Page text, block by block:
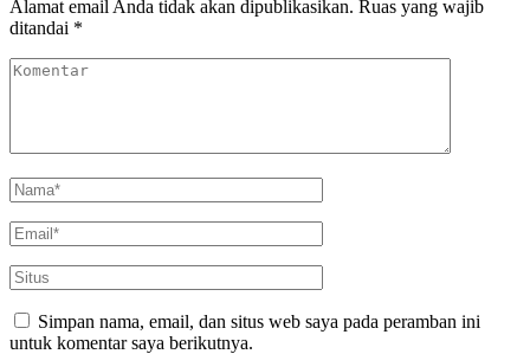
Alamat email Anda tidak akan dipublikasikan. Ruas yang wajib
ditandai *
Simpan nama, email, dan situs web saya pada peramban ini
untuk komentar saya berikutnya.